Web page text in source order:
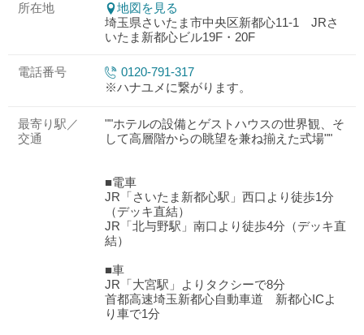
所在地
地図を見る
埼玉県さいたま市中央区新都心11-1 JRさ
いたま新都心ビル19F・20F
電話番号
0120-791-317
※ハナユメに繋がります。
最寄り駅／
交通
""ホテルの設備とゲストハウスの世界観、そ
して高層階からの眺望を兼ね揃えた式場""
■電車
JR「さいたま新都心駅」西口より徒歩1分
（デッキ直結）
JR「北与野駅」南口より徒歩4分（デッキ直
結）
■車
JR「大宮駅」よりタクシーで8分
首都高速埼玉新都心自動車道 新都心ICよ
り車で1分